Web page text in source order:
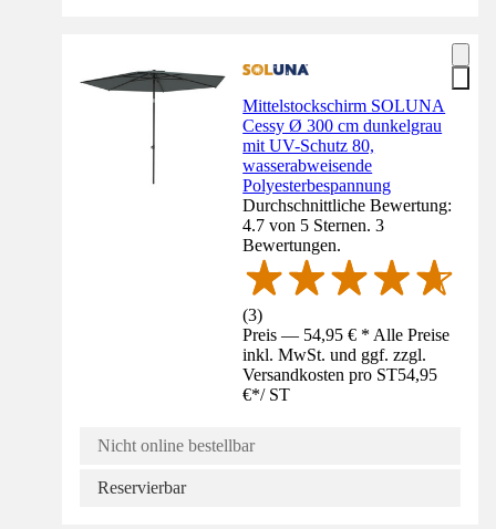
Mittelstockschirm SOLUNA
Cessy Ø 300 cm dunkelgrau
mit UV-Schutz 80,
wasserabweisende
Polyesterbespannung
Durchschnittliche Bewertung:
4.7 von 5 Sternen. 3
Bewertungen.
(3)
Preis — 54,95 € * Alle Preise
inkl. MwSt. und ggf. zzgl.
Versandkosten pro ST54,95
€*/ ST
Nicht online bestellbar
Reservierbar